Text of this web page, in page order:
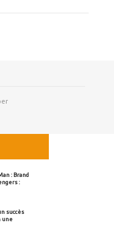
: Brand
:
succès
une